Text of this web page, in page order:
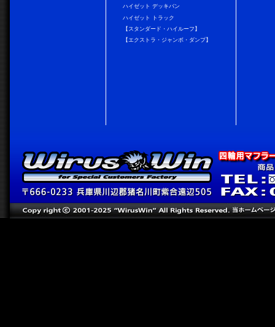
ハイゼット デッキバン
ハイゼット トラック
【スタンダード・ハイルーフ】
【エクストラ・ジャンボ・ダンプ】